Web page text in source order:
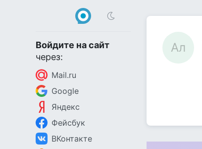
Войдите на сайт
через:
Mail.ru
Google
Яндекс
Фейсбук
ВКонтакте
Ал